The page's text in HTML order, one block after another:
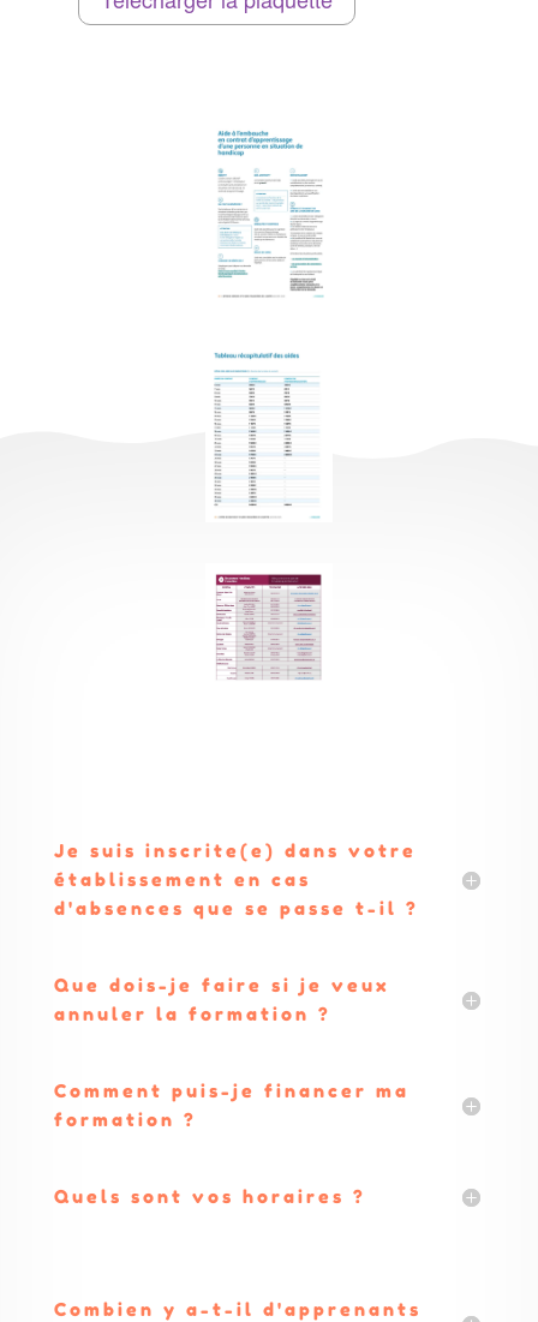
Je suis inscrite(e) dans votre
établissement en cas
d'absences que se passe t-il ?
Que dois-je faire si je veux
annuler la formation ?
Comment puis-je financer ma
formation ?
Quels sont vos horaires ?
Combien y a-t-il d'apprenants